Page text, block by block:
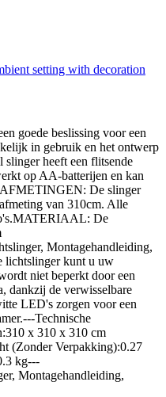
goede beslissing voor een
in gebruik en het ontwerp
heeft een flitsende
op AA-batterijen en kan
De slinger
van 310cm. Alle
De
Montagehandleiding,
lichtslinger kunt u uw
niet beperkt door een
dankzij de verwisselbare
LED's zorgen voor een
Technische
x 310 x 310 cm
(Zonder Verpakking):0.27
kg---
Montagehandleiding,